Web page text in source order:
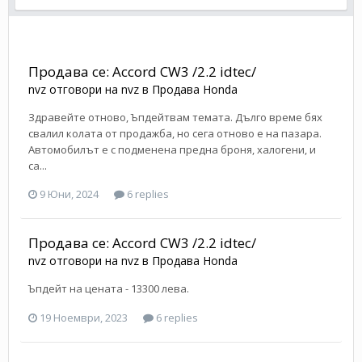
Продава се: Accord CW3 /2.2 idtec/
nvz отговори на nvz в Продава Honda
Здравейте отново, Ъпдейтвам темата. Дълго време бях
свалил колата от продажба, но сега отново е на пазара.
Автомобилът е с подменена предна броня, халогени, и
са...
9 Юни, 2024
6 replies
Продава се: Accord CW3 /2.2 idtec/
nvz отговори на nvz в Продава Honda
Ъпдейт на цената - 13300 лева.
19 Ноември, 2023
6 replies